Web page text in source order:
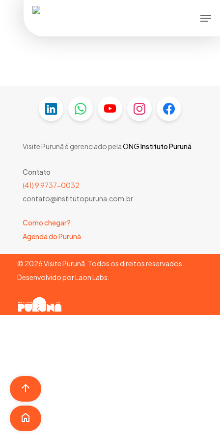
Visite Purunã é gerenciado pelaONGInstituto Purunã
Contato
(41) 9 9737-0032
contato@institutopuruna.com.br
Como chegar?
Agenda do Purunã
© 2026Visite Purunã. Todos os direitos reservados.
Desenvolvido porLaon Labs